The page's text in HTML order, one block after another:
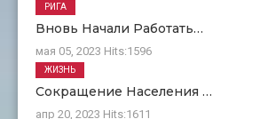
Вновь Начали Работать…
мая 05, 2023 Hits:1596
РИГА
Сокращение Населения …
апр 20, 2023 Hits:1611
ЖИЗНЬ